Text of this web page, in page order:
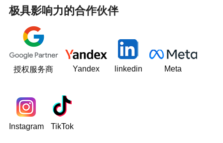
极具影响力的合作伙伴
授权服务商 Yandex linkedin Meta
Instagram TikTok